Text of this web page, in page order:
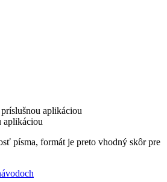
aplikáciou
aplikáciou
písma, formát je preto vhodný skôr pre